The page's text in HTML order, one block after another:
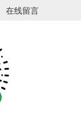
在线留言